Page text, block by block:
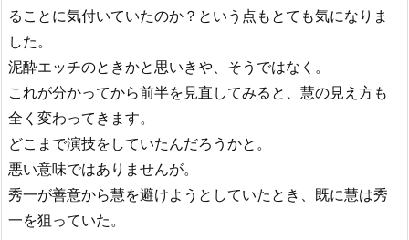
ることに気付いていたのか？という点もとても気になりま
した。
泥酔エッチのときかと思いきや、そうではなく。
これが分かってから前半を見直してみると、慧の見え方も
全く変わってきます。
どこまで演技をしていたんだろうかと。
悪い意味ではありませんが。
秀一が善意から慧を避けようとしていたとき、既に慧は秀
一を狙っていた。